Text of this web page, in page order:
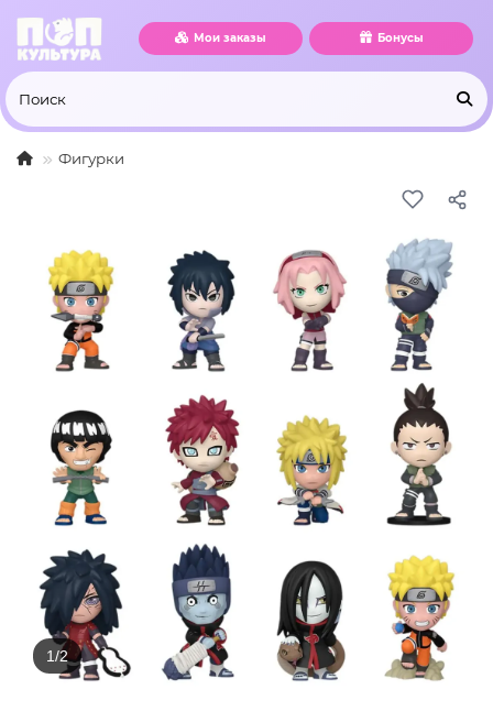
Мои заказы Бонусы
Фигурки